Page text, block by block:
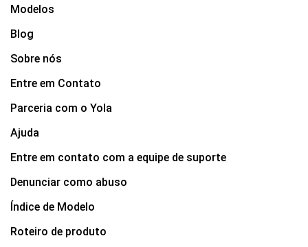
Modelos
Blog
Sobre nós
Entre em Contato
Parceria com o Yola
Ajuda
Entre em contato com a equipe de suporte
Denunciar como abuso
Índice de Modelo
Roteiro de produto